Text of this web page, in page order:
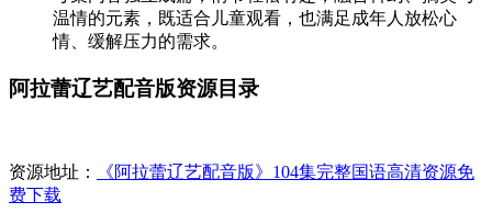
温情的元素，既适合儿童观看，也满足成年人放松心
情、缓解压力的需求。
阿拉蕾辽艺配音版资源目录
资源地址：
《阿拉蕾辽艺配音版》104集完整国语高清资源免
费下载